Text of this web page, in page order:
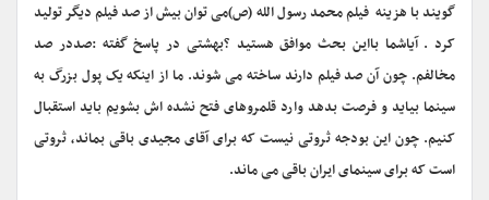
گویند با هزینه فیلم محمد رسول الله (ص)می توان بیش از صد فیلم دیگر تولید
کرد . آیاشما بااین بحث موافق هستید ؟بهشتی در پاسخ گفته :صددر صد
مخالفم. چون آن صد فیلم دارند ساخته می شوند. ما از اینکه یک پول بزرگ به
سینما بیاید و فرصت بدهد وارد قلمروهای فتح نشده اش بشویم باید استقبال
کنیم. چون این بودجه ثروتی نیست که برای آقای مجیدی باقی بماند، ثروتی
است که برای سینمای ایران باقی می ماند.